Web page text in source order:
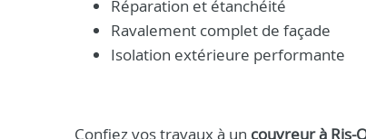
Réparation et étanchéité
Ravalement complet de façade
Isolation extérieure performante
Confiez vos travaux à un couvreur à Ris-